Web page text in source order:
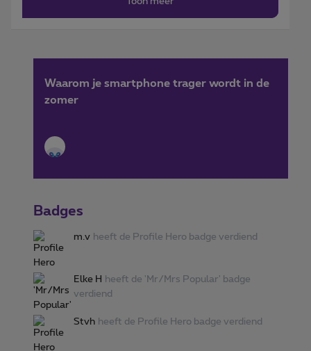
portaal ingegeven, maar dat is gewijzigd naar MAC adres
internet box. Deco staat op DHCP &amp; in router mode.
kabel uit en ingestoken (om een IP allocatie te triggeren).
De helpdesk van Proximus heb ik ook gebeld maar zij
Zou er iemand mij kunnen helpen aub?Alvast
Waarom je smartphone trager wordt in de
zomer
Badges
m.v heeft de Profile Hero badge verdiend
Elke H heeft de 'Mr/Mrs Popular' badge
verdiend
Stvh heeft de Profile Hero badge verdiend